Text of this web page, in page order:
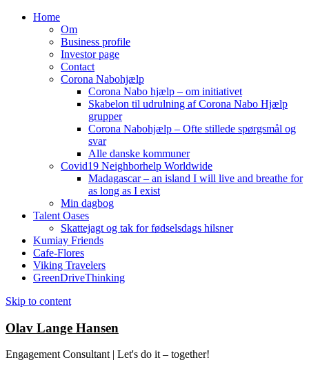
Home
Om
Business profile
Investor page
Contact
Corona Nabohjælp
Corona Nabo hjælp – om initiativet
Skabelon til udrulning af Corona Nabo Hjælp
grupper
Corona Nabohjælp – Ofte stillede spørgsmål og
svar
Alle danske kommuner
Covid19 Neighborhelp Worldwide
Madagascar – an island I will live and breathe for
as long as I exist
Min dagbog
Talent Oases
Skattejagt og tak for fødselsdags hilsner
Kumiay Friends
Cafe-Flores
Viking Travelers
GreenDriveThinking
Skip to content
Olav Lange Hansen
Engagement Consultant | Let's do it – together!